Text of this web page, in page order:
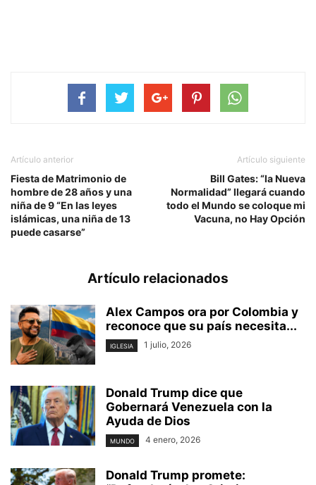
Artículo anterior
Fiesta de Matrimonio de
hombre de 28 años y una
niña de 9 “En las leyes
islámicas, una niña de 13
puede casarse”
Artículo siguiente
Bill Gates: “la Nueva
Normalidad” llegará cuando
todo el Mundo se coloque mi
Vacuna, no Hay Opción
Artículo relacionados
Alex Campos ora por Colombia y
reconoce que su país necesita...
IGLESIA 1 julio, 2026
Donald Trump dice que
Gobernará Venezuela con la
Ayuda de Dios
MUNDO 4 enero, 2026
Donald Trump promete: